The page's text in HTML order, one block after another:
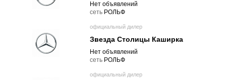
Нет объявлений
cеть РОЛЬФ
официальный дилер
Звезда Столицы Каширка
Нет объявлений
cеть РОЛЬФ
официальный дилер